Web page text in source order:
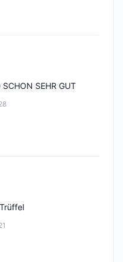
SCHON SEHR GUT